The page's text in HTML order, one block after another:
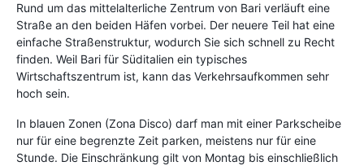
Rund um das mittelalterliche Zentrum von Bari verläuft eine
Straße an den beiden Häfen vorbei. Der neuere Teil hat eine
einfache Straßenstruktur, wodurch Sie sich schnell zu Recht
finden. Weil Bari für Süditalien ein typisches
Wirtschaftszentrum ist, kann das Verkehrsaufkommen sehr
hoch sein.
In blauen Zonen (Zona Disco) darf man mit einer Parkscheibe
nur für eine begrenzte Zeit parken, meistens nur für eine
Stunde. Die Einschränkung gilt von Montag bis einschließlich